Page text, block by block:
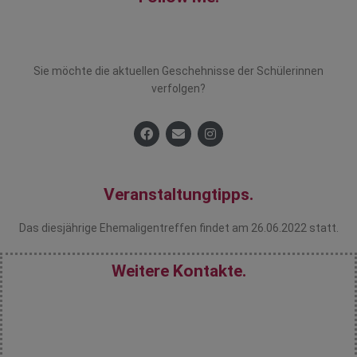
Sie möchte die aktuellen Geschehnisse der Schülerinnen
verfolgen?
Veranstaltungtipps.
Das diesjährige Ehemaligentreffen findet am 26.06.2022 statt.
Weitere Kontakte.